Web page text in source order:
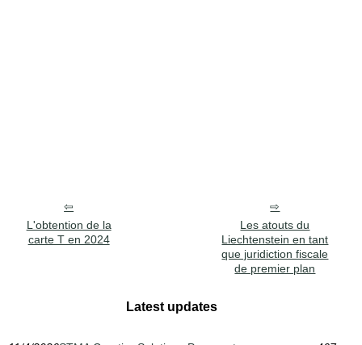
L'obtention de la
carte T en 2024
Les atouts du
Liechtenstein en tant
que juridiction fiscale
de premier plan
Latest updates